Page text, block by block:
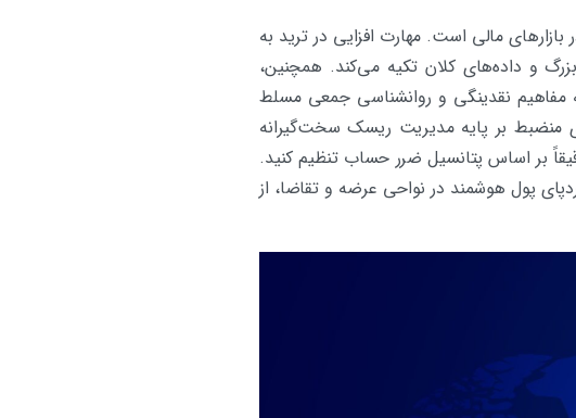
در بازارهای مالی است. مهارت افزایی در ترید به
و داده‌های کلان تکیه می‌کند. همچنین،
مفاهیم نقدینگی و روانشناسی جمعی مسلط
منضبط بر پایه مدیریت ریسک سخت‌گیرانه
بر اساس پتانسیل ضرر حساب تنظیم کنید.
پول هوشمند در نواحی عرضه و تقاضا، از